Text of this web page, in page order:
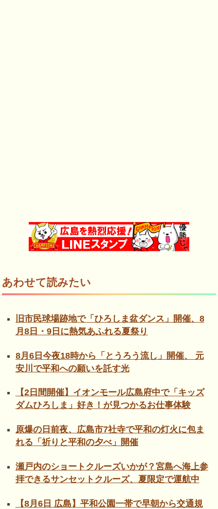
あわせて読みたい
旧市民球場跡地で「ひろしま盆ダンス」開催、8
月8日・9日に熱気あふれる夏祭り
8月6日今夜18時から「とうろう流し」開催、 元
安川で平和への願いを託す光
【2日間開催】イオンモール広島府中で「キッズ
ダムひろしま」好き！が見つかるお仕事体験
原爆の日前夜、広島市7社寺で平和の灯火に包ま
れる「祈りと平和の夕べ」開催
瀬戸内のショートクルーズいかが？宮島へ海上参
拝できるサンセットクルーズ、夏限定で運航中
【8月6日 広島】平和公園一帯で早朝から交通規